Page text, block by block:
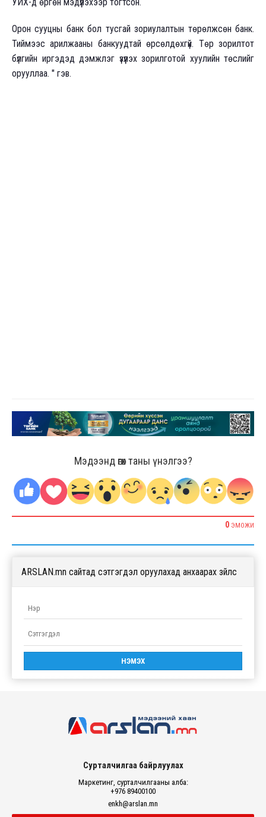
Орон сууцны банк бол тусгай зориулалтын төрөлжсөн банк.
Тиймээс арилжааны банкуудтай өрсөлдөхгүй. Төр зорилтот
бүлгийн иргэдэд дэмжлэг үзүүлэх зорилготой хуулийн төслийг
орууллаа. " гэв.
Мэдээнд өгөх таны үнэлгээ?
0 ЭМОЖИ
ARSLAN.mn сайтад сэтгэгдэл оруулахад анхаарах зүйлс
Сурталчилгаа байрлуулах
Маркетинг, сурталчилгааны алба:
+976 89400100
enkh@arslan.mn